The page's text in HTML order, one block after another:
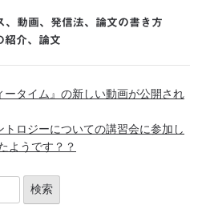
、 動画、 発信法、 論文の書き方
紹介、 論文
ータイム』の新しい動画が公開され
トロジーについての講習会に参加し
ようです？？